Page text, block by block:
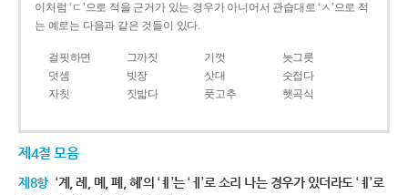
이처럼 ‘ㄷ’으로 적을 근거가 있는 경우가 아니어서 관습대로 ‘ㅅ’으로 적
는 예로는 다음과 같은 것들이 있다.
걸핏하면 그까짓 기껏
놋그릇
덧셈
빗장 삿대
숫접다
자칫
짓밟다 풋고추 햇곡식
제4절 모음
제8항 ‘계, 례, 몌, 폐, 혜’의 ‘ㅖ’는 ‘ㅔ’로 소리 나는 경우가 있더라도 ‘ㅖ’로